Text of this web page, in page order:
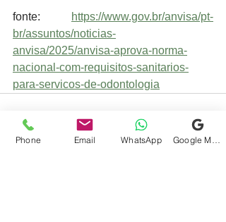
fonte:
https://www.gov.br/anvisa/pt-
br/assuntos/noticias-
anvisa/2025/anvisa-aprova-norma-
nacional-com-requisitos-sanitarios-
para-servicos-de-odontologia
Phone Email WhatsApp